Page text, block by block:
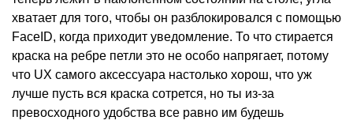
хватает для того, чтобы он разблокировался с помощью
FaceID, когда приходит уведомление. То что стирается
краска на ребре петли это не особо напрягает, потому
что UX самого аксессуара настолько хорош, что уж
лучше пусть вся краска сотрется, но ты из-за
превосходного удобства все равно им будешь